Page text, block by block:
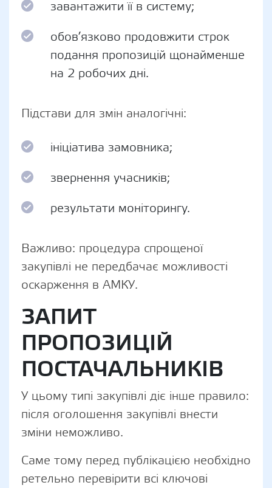
завантажити її в систему;
обов’язково продовжити строк
подання пропозицій щонайменше
на 2 робочих дні.
Підстави для змін аналогічні:
ініціатива замовника;
звернення учасників;
результати моніторингу.
Важливо: процедура спрощеної
закупівлі не передбачає можливості
оскарження в АМКУ.
ЗАПИТ
ПРОПОЗИЦІЙ
ПОСТАЧАЛЬНИКІВ
У цьому типі закупівлі діє інше правило:
після оголошення закупівлі внести
зміни неможливо.
Саме тому перед публікацією необхідно
ретельно перевірити всі ключові